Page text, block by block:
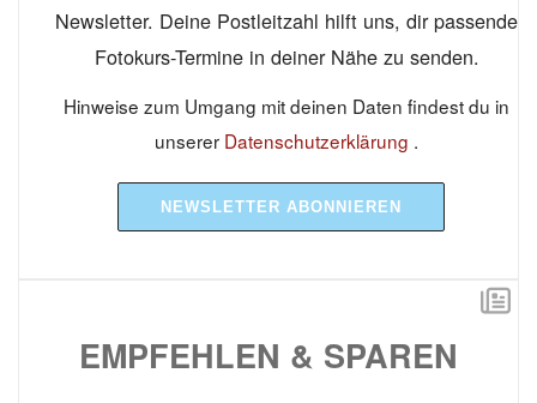
Newsletter. Deine Postleitzahl hilft uns, dir passende
Fotokurs-Termine in deiner Nähe zu senden.
Hinweise zum Umgang mit deinen Daten findest du in
unserer Datenschutzerklärung .
NEWSLETTER ABONNIEREN
EMPFEHLEN & SPAREN